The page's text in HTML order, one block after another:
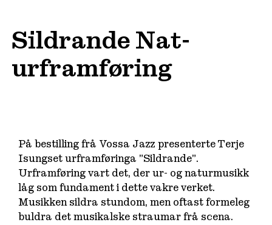
Sildrande Nat-
urframføring
På bestilling frå Vossa Jazz presenterte Terje
Isungset urframføringa ”Sildrande”.
Urframføring vart det, der ur- og naturmusikk
låg som fundament i dette vakre verket.
Musikken sildra stundom, men oftast formeleg
buldra det musikalske straumar frå scena.